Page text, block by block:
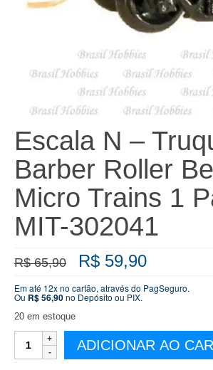
Escala N –
Barber Roller
Micro Trains 1
MIT-302041
R$65,90 O
preço
original
era:
R$ 59,90O
atual
Em até 12x no cartão, através do PagSeguro.
Ou R$56,90no Depósito ou PIX.
20 em estoque
ADICIONAR AO